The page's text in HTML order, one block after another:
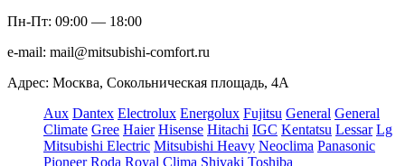
Пн-Пт: 09:00 — 18:00
e-mail: mail@mitsubishi-comfort.ru
Адрес: Москва, Сокольническая площадь, 4А
Aux Dantex Electrolux Energolux Fujitsu General General
Climate Gree Haier Hisense Hitachi IGC Kentatsu Lessar Lg
Mitsubishi Electric Mitsubishi Heavy Neoclima Panasonic
Pioneer Roda Royal Clima Shivaki Toshiba